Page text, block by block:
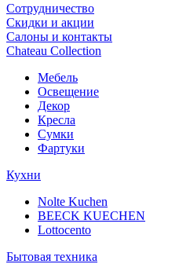
Сотрудничество
Скидки и акции
Салоны и контакты
Chateau Collection
Мебель
Освещение
Декор
Кресла
Сумки
Фартуки
Кухни
Nolte Kuchen
BEECK KUECHEN
Lottocento
Бытовая техника